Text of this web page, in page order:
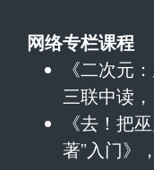
网络专栏课程
《二次元
三联中读
《去！把
著”入门》